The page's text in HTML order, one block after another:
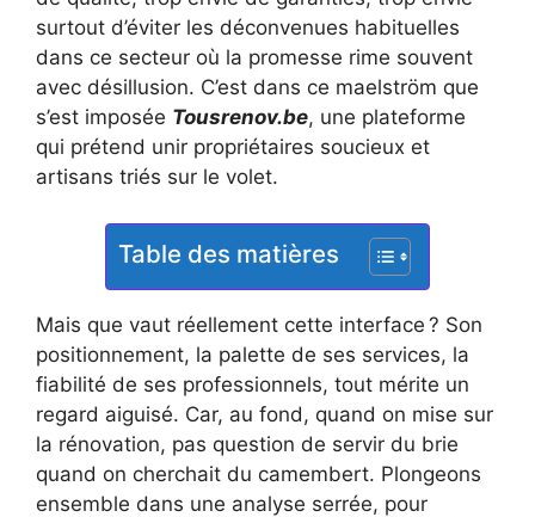
surtout d’éviter les déconvenues habituelles
dans ce secteur où la promesse rime souvent
avec désillusion. C’est dans ce maelström que
s’est imposée Tousrenov.be, une plateforme
qui prétend unir propriétaires soucieux et
artisans triés sur le volet.
Table des matières
Mais que vaut réellement cette interface ? Son
positionnement, la palette de ses services, la
fiabilité de ses professionnels, tout mérite un
regard aiguisé. Car, au fond, quand on mise sur
la rénovation, pas question de servir du brie
quand on cherchait du camembert. Plongeons
ensemble dans une analyse serrée, pour